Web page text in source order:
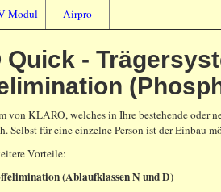
Modul
Airpro
Quick -
von KLARO, welches in Ihre bestehende oder
Selbst für eine einzelne Person ist der Einbau
Vorteile:
(Ablaufklassen N und D)